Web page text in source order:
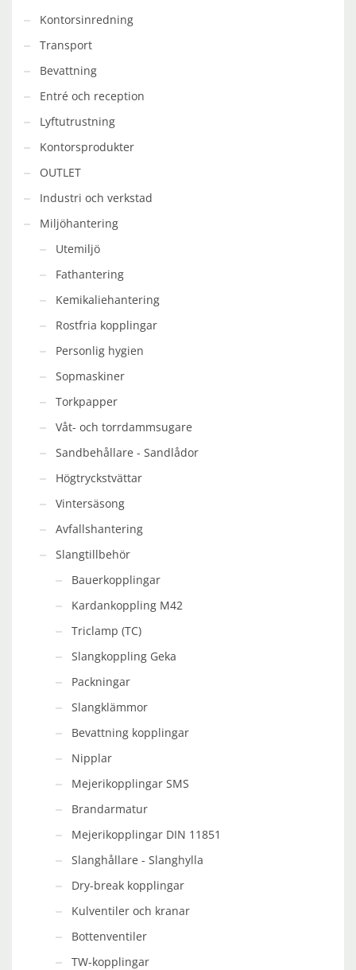
Kontorsinredning
Transport
Bevattning
Entré och reception
Lyftutrustning
Kontorsprodukter
OUTLET
Industri och verkstad
Miljöhantering
Utemiljö
Fathantering
Kemikaliehantering
Rostfria kopplingar
Personlig hygien
Sopmaskiner
Torkpapper
Våt- och torrdammsugare
Sandbehållare - Sandlådor
Högtryckstvättar
Vintersäsong
Avfallshantering
Slangtillbehör
Bauerkopplingar
Kardankoppling M42
Triclamp (TC)
Slangkoppling Geka
Packningar
Slangklämmor
Bevattning kopplingar
Nipplar
Mejerikopplingar SMS
Brandarmatur
Mejerikopplingar DIN 11851
Slanghållare - Slanghylla
Dry-break kopplingar
Kulventiler och kranar
Bottenventiler
TW-kopplingar